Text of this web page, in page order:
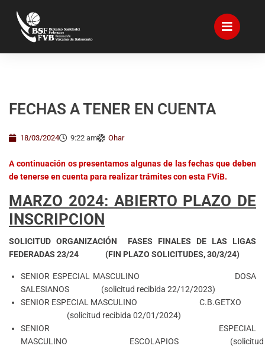
FECHAS A TENER EN CUENTA
18/03/2024 9:22 am Ohar
A continuación os presentamos algunas de las fechas que deben
de tenerse en cuenta para realizar trámites con esta FViB.
MARZO 2024: ABIERTO PLAZO DE
INSCRIPCION
SOLICITUD ORGANIZACIÓN FASES FINALES DE LAS LIGAS
FEDERADAS 23/24 (FIN PLAZO SOLICITUDES, 30/3/24)
SENIOR ESPECIAL MASCULINO DOSA
SALESIANOS (solicitud recibida 22/12/2023)
SENIOR ESPECIAL MASCULINO C.B.GETXO
(solicitud recibida 02/01/2024)
SENIOR ESPECIAL
MASCULINO ESCOLAPIOS (solicitud